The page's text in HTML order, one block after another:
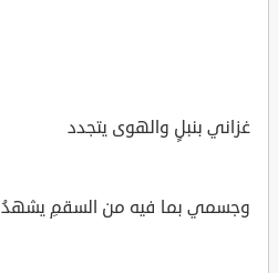
غزاني بنبلٍ والهوى يتجدد
وجسمي بما فيه من السقمِ يشهدُ